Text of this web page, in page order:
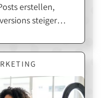
erstellen,
steigern.
Strategie
du Canva
Inhalte